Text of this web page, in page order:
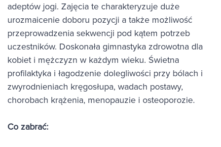
adeptów jogi. Zajęcia te charakteryzuje duże
urozmaicenie doboru pozycji a także możliwość
przeprowadzenia sekwencji pod kątem potrzeb
uczestników. Doskonała gimnastyka zdrowotna dla
kobiet i mężczyzn w każdym wieku. Świetna
profilaktyka i łagodzenie dolegliwości przy bólach i
zwyrodnieniach kręgosłupa, wadach postawy,
chorobach krążenia, menopauzie i osteoporozie.
Co zabrać: